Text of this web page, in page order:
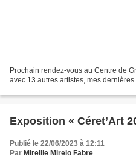
Prochain rendez-vous au Centre de
avec 13 autres artistes, mes
Publié le 22/06/2023 à 12:11
Par Mireille Mireio Fabre